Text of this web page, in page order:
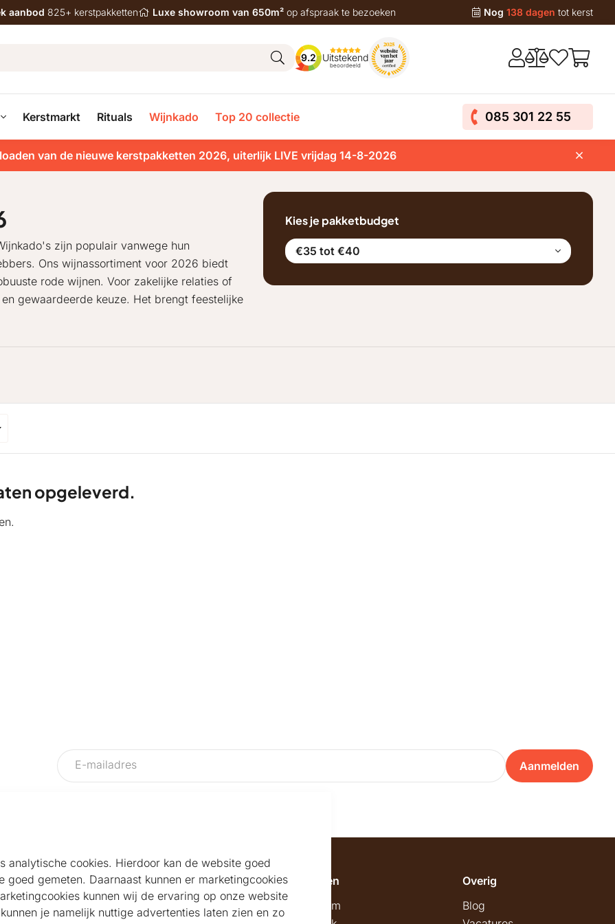
aanbod 825+ kerstpakketten Luxe showroom van 650m² op afspraak te bezoeken Nog 138 dagen tot kerst
9.2 Uitstekend
beoordeeld
Kerstmarkt Rituals Wijnkado Top 20 collectie 085 301 22 55
van de nieuwe kerstpakketten 2026, uiterlijk LIVE vrijdag 14-8-2026
zijn populair vanwege hun
Ons wijnassortiment voor 2026 biedt
rode wijnen. Voor zakelijke relaties of
gewaardeerde keuze. Het brengt feestelijke
Kies je pakketbudget
€35 tot €40
opgeleverd.
Aanmelden
Helpdesk
Veelgestelde vragen
Algemeen
Showroom
Overig
Blog
analytische cookies. Hierdoor kan de website goed
gemeten. Daarnaast kunnen er marketingcookies
kunnen wij de ervaring op onze website
je namelijk nuttige advertenties laten zien en zo